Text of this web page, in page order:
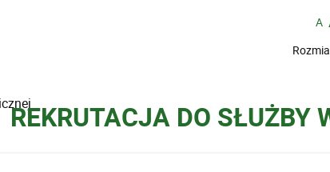
REKRUTACJA DO SŁUŻBY